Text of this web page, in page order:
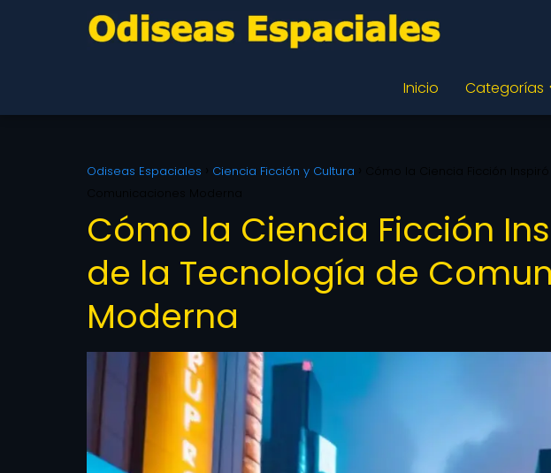
Inicio Categorías
Odiseas Espaciales Ciencia Ficción y Cultura
Cómo la Ciencia Ficción
de la Tecnología de
Moderna